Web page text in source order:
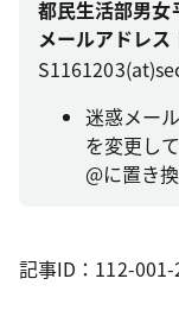
都民生活部男女
メールアドレス
迷惑メー
を変更し
@に置き
記事ID：112-